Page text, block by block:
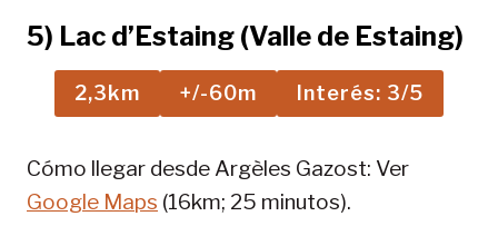
5) Lac d’Estaing (Valle de Estaing)
2,3km +/-60m Interés: 3/5
Cómo llegar desde Argèles Gazost: Ver
Google Maps (16km; 25 minutos).